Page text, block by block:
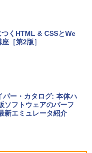
チLiquid Retinaディ
ッドナイト + 3年延長
インチMacBook Air
版
定】 HP ノートパソコ
チ 16GBメモリ 512GB
5
ド - 1000 Robux 【限
テムを含む】 【オンラ
(マインクラフ
Edition | オンライ
くHTML & CSSとWe
［第2版］
パー・カタログ: 本体ハ
ソフトウェアのパーフ
新エミュレータ紹介